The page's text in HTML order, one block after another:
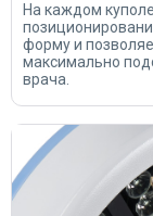
На каждом
форму и
максимально
врача.